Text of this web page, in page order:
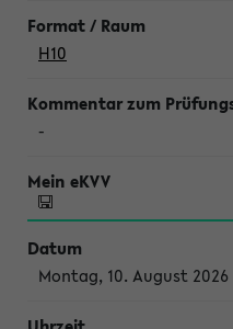
H10
-
Montag, 10. August 2026